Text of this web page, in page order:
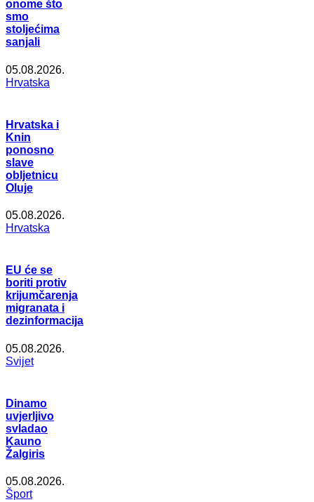
onome što
smo
stoljećima
sanjali
05.08.2026.
Hrvatska
Hrvatska i
Knin
ponosno
slave
obljetnicu
Oluje
05.08.2026.
Hrvatska
EU će se
boriti protiv
krijumčarenja
migranata i
dezinformacija
05.08.2026.
Svijet
Dinamo
uvjerljivo
svladao
Kauno
Žalgiris
05.08.2026.
Šport